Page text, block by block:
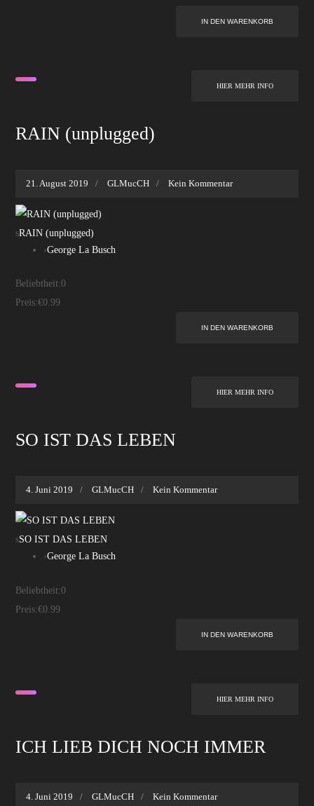
HIER MEHR INFO
RAIN (unplugged)
21. August 2019 GLMucCH Kein Kommentar
sRAIN (unplugged)
›George La Busch
Beliebtheit:0
Preis:€0.99
HIER MEHR INFO
SO IST DAS LEBEN
4. Juni 2019 GLMucCH Kein Kommentar
sSO IST DAS LEBEN
›George La Busch
Beliebtheit:0
Preis:€0.99
HIER MEHR INFO
ICH LIEB DICH NOCH IMMER
4. Juni 2019 GLMucCH Kein Kommentar